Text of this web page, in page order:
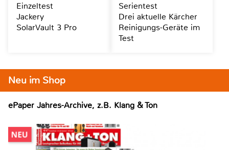
Neu im Shop
ePaper Jahres-Archive, z.B. Klang & Ton
Einzeltest
Jackery
SolarVault 3 Pro
Serientest
Drei aktuelle Kärcher
Reinigungs-Geräte im
Test